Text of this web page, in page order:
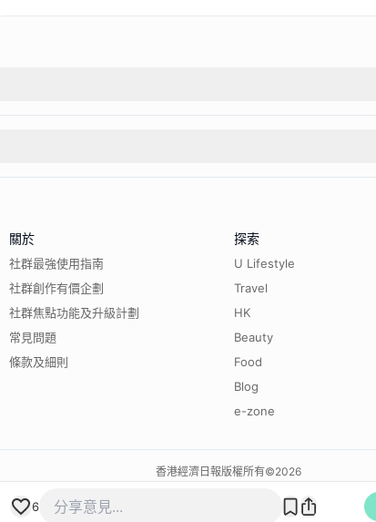
6
關於
社群最強使用指南
社群創作有價企劃
社群焦點功能及升級計劃
常見問題
條款及細則
探索
U Lifestyle
Travel
HK
Beauty
Food
Blog
e-zone
香港經濟日報版權所有©2026